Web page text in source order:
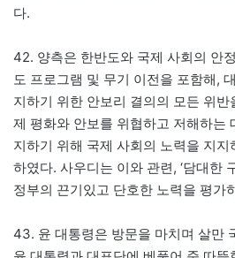
다.
42. 양측은 한반도와 국제 사회의 안
도 프로그램 및 무기 이전을 포함해,
지하기 위한 안보리 결의의 모든 위
제 평화와 안보를 위협하고 저해하는
지하기 위해 국제 사회의 노력을 지
하였다. 사우디는 이와 관련, ‘담대한
정부의 끈기있고 단호한 노력을 평가
43. 윤 대통령은 방문을 마치며 살만